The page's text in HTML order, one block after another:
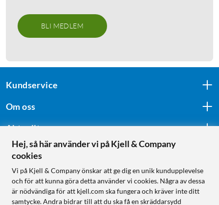
BLI MEDLEM
Kundservice
Om oss
Aktuellt
Följ oss
Hej, så här använder vi på Kjell & Company
cookies
Vi på Kjell & Company önskar att ge dig en unik kundupplevelse
och för att kunna göra detta använder vi cookies. Några av dessa
är nödvändiga för att kjell.com ska fungera och kräver inte ditt
samtycke. Andra bidrar till att du ska få en skräddarsydd